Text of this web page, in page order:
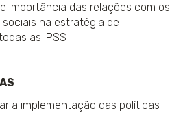
importância das relações com os
sociais na estratégia de
as IPSS
a implementação das políticas